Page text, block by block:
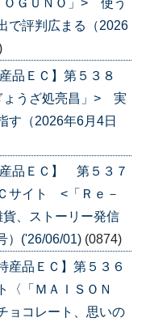
で評判広まる（2026
品ＥＣ】第５３８
うざ処亮昌」> 実
す（2026年6月4日
産品ＥＣ】 第５３７
サイト <「Ｒｅ－
、ストーリー発信
）('26/06/01) (0874)
産品ＥＣ】第５３６
〈「ＭＡＩＳＯＮ
ョコレート、思いの